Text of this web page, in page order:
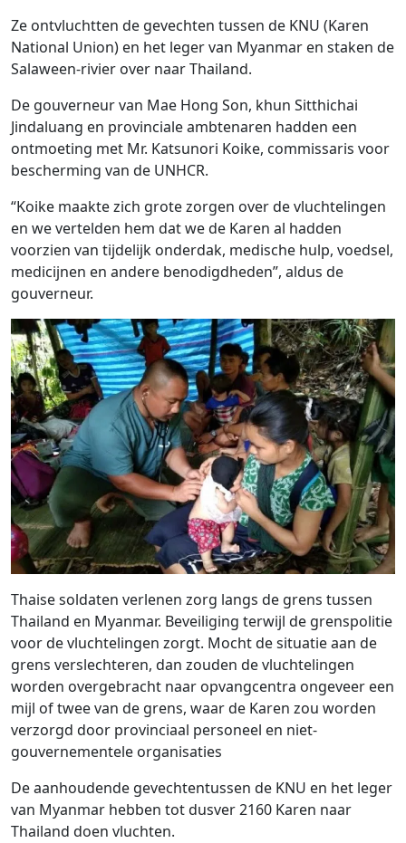
Ze ontvluchtten de gevechten tussen de KNU (Karen
National Union) en het leger van Myanmar en staken de
Salaween-rivier over naar Thailand.
De gouverneur van Mae Hong Son, khun Sitthichai
Jindaluang en provinciale ambtenaren hadden een
ontmoeting met Mr. Katsunori Koike, commissaris voor
bescherming van de UNHCR.
“Koike maakte zich grote zorgen over de vluchtelingen
en we vertelden hem dat we de Karen al hadden
voorzien van tijdelijk onderdak, medische hulp, voedsel,
medicijnen en andere benodigdheden”, aldus de
gouverneur.
Thaise soldaten verlenen zorg langs de grens tussen
Thailand en Myanmar. Beveiliging terwijl de grenspolitie
voor de vluchtelingen zorgt. Mocht de situatie aan de
grens verslechteren, dan zouden de vluchtelingen
worden overgebracht naar opvangcentra ongeveer een
mijl of twee van de grens, waar de Karen zou worden
verzorgd door provinciaal personeel en niet-
gouvernementele organisaties
De aanhoudende gevechtentussen de KNU en het leger
van Myanmar hebben tot dusver 2160 Karen naar
Thailand doen vluchten.